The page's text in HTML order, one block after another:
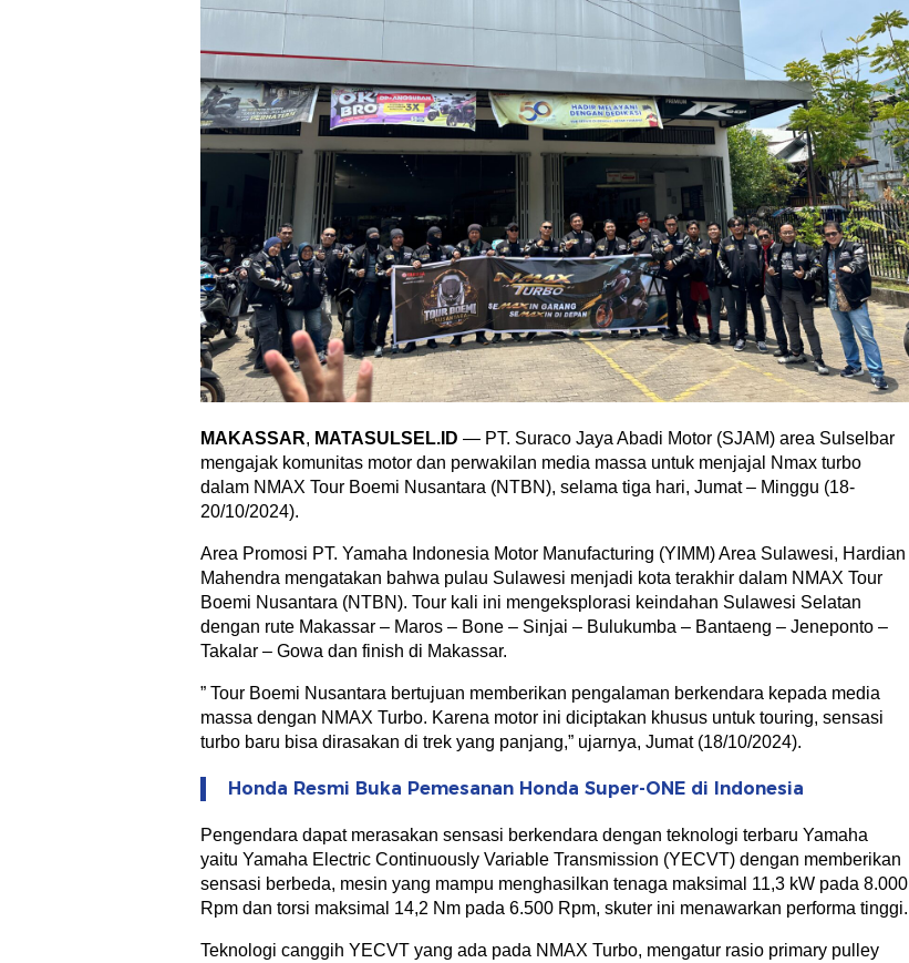
MAKASSAR, MATASULSEL.ID — PT. Suraco Jaya Abadi Motor (SJAM) area Sulselbar
mengajak komunitas motor dan perwakilan media massa untuk menjajal Nmax turbo
dalam NMAX Tour Boemi Nusantara (NTBN), selama tiga hari, Jumat – Minggu (18-
20/10/2024).
Area Promosi PT. Yamaha Indonesia Motor Manufacturing (YIMM) Area Sulawesi, Hardian
Mahendra mengatakan bahwa pulau Sulawesi menjadi kota terakhir dalam NMAX Tour
Boemi Nusantara (NTBN). Tour kali ini mengeksplorasi keindahan Sulawesi Selatan
dengan rute Makassar – Maros – Bone – Sinjai – Bulukumba – Bantaeng – Jeneponto –
Takalar – Gowa dan finish di Makassar.
” Tour Boemi Nusantara bertujuan memberikan pengalaman berkendara kepada media
massa dengan NMAX Turbo. Karena motor ini diciptakan khusus untuk touring, sensasi
turbo baru bisa dirasakan di trek yang panjang,” ujarnya, Jumat (18/10/2024).
Honda Resmi Buka Pemesanan Honda Super-ONE di Indonesia
Pengendara dapat merasakan sensasi berkendara dengan teknologi terbaru Yamaha
yaitu Yamaha Electric Continuously Variable Transmission (YECVT) dengan memberikan
sensasi berbeda, mesin yang mampu menghasilkan tenaga maksimal 11,3 kW pada 8.000
Rpm dan torsi maksimal 14,2 Nm pada 6.500 Rpm, skuter ini menawarkan performa tinggi.
Teknologi canggih YECVT yang ada pada NMAX Turbo, mengatur rasio primary pulley